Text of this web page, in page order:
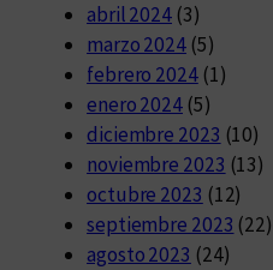
abril 2024 (3)
marzo 2024 (5)
febrero 2024(1)
enero 2024 (5)
diciembre 2023 (10)
noviembre 2023 (13)
octubre 2023 (12)
septiembre 2023 (22)
agosto 2023 (24)